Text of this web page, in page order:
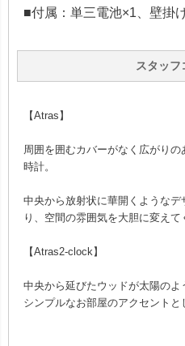
■付属：単三電池×1、壁掛
スタッフ
【Atras】
周囲を囲むカバーがなく広がり
時計。
中央から放射状に華開くような
り、空間の雰囲気を大胆に変えて
【Atras2-clock】
中央から延びたウッドが太陽のよ
シンプルなお部屋のアクセントと